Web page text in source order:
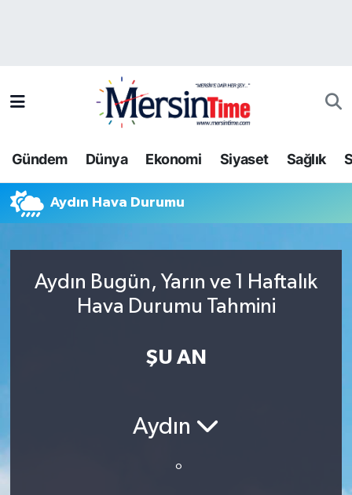
Gündem Dünya Ekonomi Siyaset Sağlık
Aydın Hava Durumu
Aydın Bugün, Yarın ve 1 Haftalık
Hava Durumu Tahmini
ŞU AN
Aydın
°
Bilim-Teknoloji
Dünya
Gündem
Trafik Durumu
Tüm Manşetler